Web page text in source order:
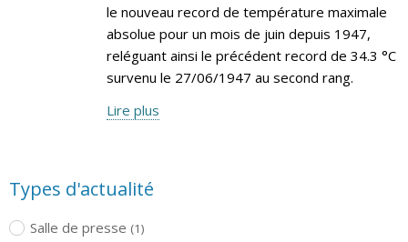
le nouveau record de température maximale
absolue pour un mois de juin depuis 1947,
reléguant ainsi le précédent record de 34.3 °C
survenu le 27/06/1947 au second rang.
Lire plus
Types d'actualité
Salle de presse (1)